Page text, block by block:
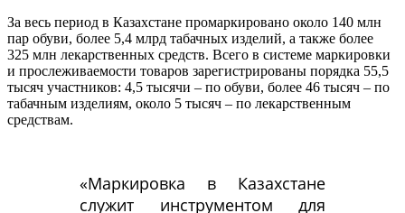
За весь период в Казахстане промаркировано около 140 млн
пар обуви, более 5,4 млрд табачных изделий, а также более
325 млн лекарственных средств. Всего в системе маркировки
и прослеживаемости товаров зарегистрированы порядка 55,5
тысяч участников: 4,5 тысячи – по обуви, более 46 тысяч – по
табачным изделиям, около 5 тысяч – по лекарственным
средствам.
«Маркировка в Казахстане
служит инструментом для